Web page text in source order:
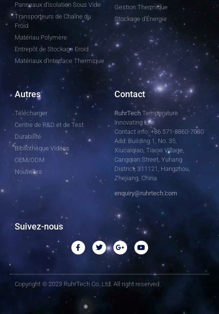
Panneaux d'Isolation Sous Vide
Transporteurs de Chaîne du
Froid
Matériau Polymère
Entrepôt de Stockage Froid
Matériaux d'Interface Thermique
Gestion Thermique
Stockage d'Énergie
Autres
Télécharger
Centre de R&D et de Test
Durabilité
Bibliothèque Vidéos
OEM/ODM
Nouvelles
Contact
RuhrTech Temperature
Innovating Life
Contact info: +86 571-8860-7030
Add: Building 1, No. 35,
Xiucaiqiao, Tiaoxi Village,
Cangqian Street, Yuhang
District, 311121, Hangzhou,
Zhejiang, China
enquiry@ruhrtech.com
Suivez-nous
Copyright © 2023 RuhrTech Co.,Ltd. All right reserved.